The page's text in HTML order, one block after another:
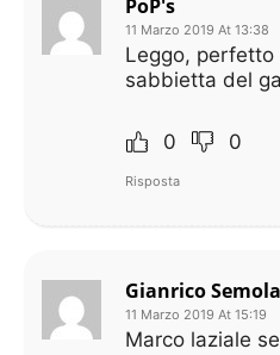
PoP's
11 Marzo 2019 At 13:38
Leggo,
sabbietta del
0 0
Risposta
Gianrico
11 Marzo 2019 At 15:19
Marco laziale